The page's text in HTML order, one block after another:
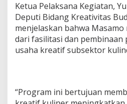
Ketua Pelaksana Kegiatan,
Deputi Bidang Kreativitas
menjelaskan bahwa
dari fasilitasi dan pembinaan
usaha kreatif subsektor
“Program ini bertujuan